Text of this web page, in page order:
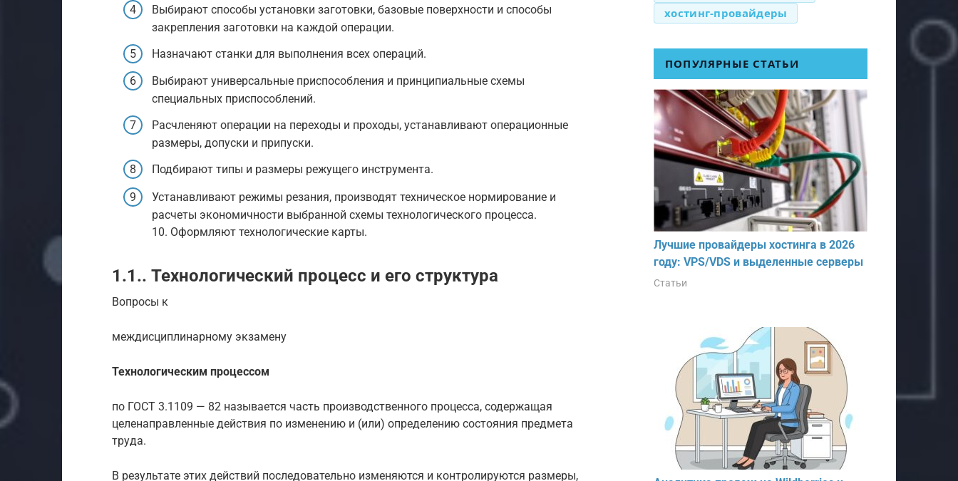
Выбирают способы установки заготовки, базовые поверхности и способы
закрепления заготовки на каждой операции.
Назначают станки для выполнения всех операций.
Выбирают универсальные приспособления и принципиальные схемы
специальных приспособлений.
Расчленяют операции на переходы и проходы, устанавливают операционные
размеры, допуски и припуски.
Подбирают типы и размеры режущего инструмента.
Устанавливают режимы резания, производят техническое нормирование и
расчеты экономичности выбранной схемы технологического процесса.
10. Оформляют технологические карты.
1.1.. Технологический процесс и его структура
Вопросы к
междисциплинарному экзамену
Технологическим процессом
по ГОСТ 3.1109 — 82 называется часть производственного процесса, содержащая
целенаправленные действия по изменению и (или) определению состояния предмета
труда.
В результате этих действий последовательно изменяются и контролируются размеры,
хостинг-провайдеры
ПОПУЛЯРНЫЕ СТАТЬИ
Лучшие провайдеры хостинга в 2026
году: VPS/VDS и выделенные серверы
Статьи